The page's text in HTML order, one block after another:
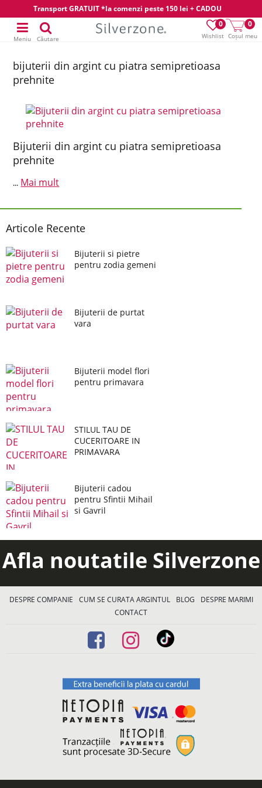
Transport GRATUIT *la comenzi peste 150 lei + CADOU
Wishlist
0
Coșul meu
0
Meniu Căutare
bijuterii din argint cu piatra semipretioasa
prehnite
Bijuterii din argint cu piatra semipretioasa
prehnite
... Mai mult
Articole Recente
Bijuterii si pietre
pentru zodia gemeni
Bijuterii de purtat
vara
Bijuterii model flori
pentru primavara
STILUL TAU DE
CUCERITOARE IN
PRIMAVARA
Bijuterii cadou
pentru Sfintii Mihail
si Gavril
Afla noutatile Silverzone
DESPRE COMPANIE CUM SE CURATA ARGINTUL BLOG
DESPRE MARIMI
CONTACT